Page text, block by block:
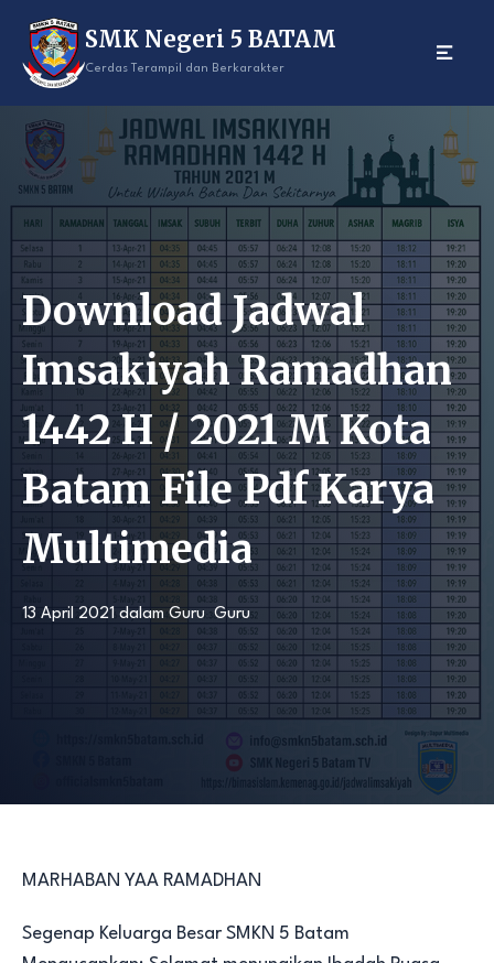
content
SMK Negeri 5 BATAM
Cerdas Terampil dan Berkarakter
Download Jadwal
Imsakiyah Ramadhan
1442 H / 2021 M Kota
Batam File Pdf Karya
Multimedia
13 April 2021 dalam Guru Guru
MARHABAN YAA RAMADHAN
Segenap Keluarga Besar SMKN 5 Batam